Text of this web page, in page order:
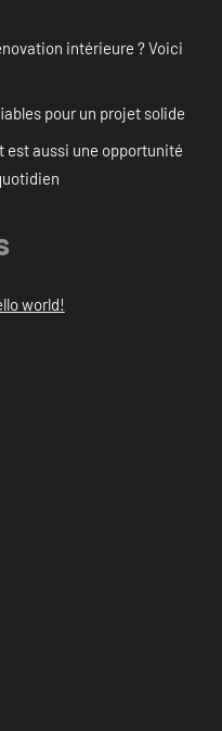
intérieure ? Voici
pour un projet solide
est aussi une opportunité
world!